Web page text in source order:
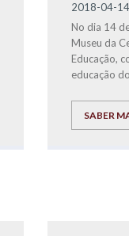
2018-04-14
No dia 14
Museu da
Educação,
educação
Nervos”,
SABER